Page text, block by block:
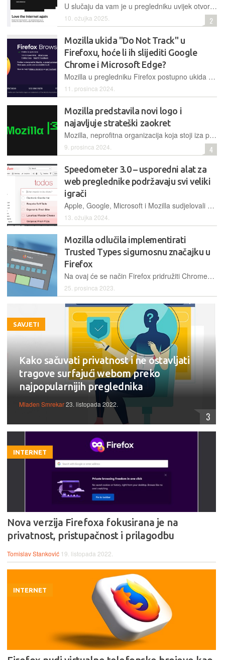
U slučaju da vam je u pregledniku uvijek otvoren velik broj tabova, u novoj inačici Firefoxa možete njihov pregled preseliti u bočnu traku, gdje će biti pregledniji i dostupniji
10. ožujka 2025. 2
Mozilla ukida "Do Not Track" u
Firefoxu, hoće li ih slijediti Google
Chrome i Microsoft Edge?
Mozilla u pregledniku Firefox postupno ukida "Do Not Track", počevši od verzije Firefoxa 135, čije je službeno izdanje planirano za 4. veljače 2025. godine. Umjesto toga, zagovara usvajanje Global Privacy Control (GPC).
11. prosinca 2024.
Mozilla predstavila novi logo i
najavljuje strateški zaokret
Mozilla, neprofitna organizacija koja stoji iza preglednika Firefox, predstavila je novi logo. Kažu da je to više od kozmetičke promjene jer označava strateški pomak i ponovno povezivanje s korisnicima. Neki nisu zadovoljni...
9. prosinca 2024. 4
Speedometer 3.0 – usporedni alat za
web preglednike podržavaju svi veliki
igrači
Apple, Google, Microsoft i Mozilla sudjelovali su u razvoju projekta Speedometer 3.0, stvorivši zajednički univerzalni benchmark alat za ocjenu brzine rada web aplikacija u njihovim preglednicima
13. ožujka 2024.
Mozilla odlučila implementirati
Trusted Types sigurnosnu značajku u
Firefox
Na ovaj će se način Firefox pridružiti Chromeu u smanjenju jednog od oblika web napada koji se oslanja na umetnuti kod
25. prosinca 2023.
SAVJETI
Kako sačuvati privatnost i ne ostavljati
tragove surfajući webom preko
najpopularnijih preglednika
Mladen Smrekar23. listopada 2022.
3
INTERNET
Nova verzija Firefoxa fokusirana je na
privatnost, pristupačnost i prilagodbu
Tomislav Stanković 19. listopada 2022.
INTERNET